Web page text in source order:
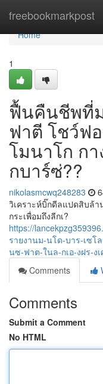
freebookmarkpost
Home
Home
1
ฟื้นคืนชีพที่
ฟาตี โชว์ฟ
โมนาโก ก
กบาร์ซ่??
nikolasmcwq248283
วิเคราะห์บิ๊กดีลแปดสิบล้
กระเพื่อมถึงลีกเ?
https://
รายงานม-นโด-บาร-เซโ
นซ-ฟาต-ในล-กเอ-งฝร-ง
Comments
Comments
Submit a Comment
No HTML